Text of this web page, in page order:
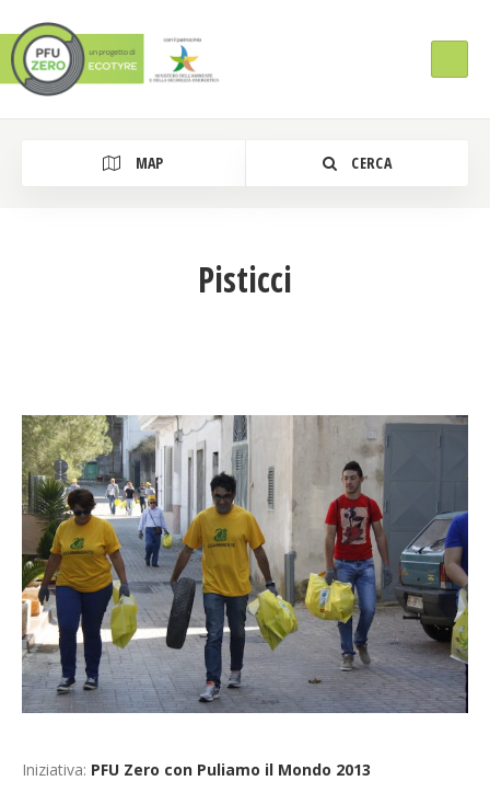
MAP CERCA
Cerca
Pisticci
Iniziativa: PFU Zero con Puliamo il Mondo 2013